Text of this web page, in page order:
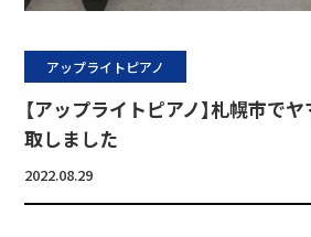
アップライトピアノ
【アップライトピアノ】札幌市で
取しました
2022.08.29